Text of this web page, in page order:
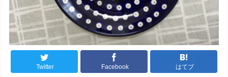
Twitter Facebook はてブ